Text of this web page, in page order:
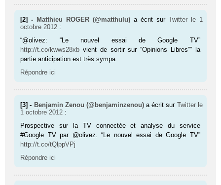
[2] - Matthieu ROGER (@matthulu) a écrit sur Twitter
le 1
octobre 2012 :
“@olivez: “Le nouvel essai de Google TV”
http://t.co/kwws28xb vient de sortir sur “Opinions Libres”” la
partie anticipation est très sympa
Répondre ici
[3] - Benjamin Zenou (@benjaminzenou) a écrit sur Twitter le
1 octobre 2012 :
Prospective sur la TV connectée et analyse du service
#Google TV par @olivez. “Le nouvel essai de Google TV”
http://t.co/tQlppVPj
Répondre ici